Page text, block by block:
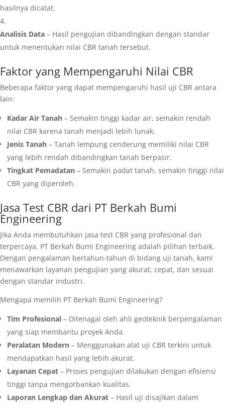
hasilnya dicatat.
Analisis Data – Hasil pengujian dibandingkan dengan standar
untuk menentukan nilai CBR tanah tersebut.
Faktor yang Mempengaruhi Nilai CBR
Beberapa faktor yang dapat mempengaruhi hasil uji CBR antara
lain:
Kadar Air Tanah – Semakin tinggi kadar air, semakin rendah
nilai CBR karena tanah menjadi lebih lunak.
Jenis Tanah – Tanah lempung cenderung memiliki nilai CBR
yang lebih rendah dibandingkan tanah berpasir.
Tingkat Pemadatan – Semakin padat tanah, semakin tinggi nilai
CBR yang diperoleh.
Jasa Test CBR dari PT Berkah Bumi
Engineering
Jika Anda membutuhkan jasa test CBR yang profesional dan
terpercaya, PT Berkah Bumi Engineering adalah pilihan terbaik.
Dengan pengalaman bertahun-tahun di bidang uji tanah, kami
menawarkan layanan pengujian yang akurat, cepat, dan sesuai
dengan standar industri.
Mengapa memilih PT Berkah Bumi Engineering?
Tim Profesional – Ditenagai oleh ahli geoteknik berpengalaman
yang siap membantu proyek Anda.
Peralatan Modern – Menggunakan alat uji CBR terkini untuk
mendapatkan hasil yang lebih akurat.
Layanan Cepat – Proses pengujian dilakukan dengan efisiensi
tinggi tanpa mengorbankan kualitas.
Laporan Lengkap dan Akurat – Hasil uji disajikan dalam